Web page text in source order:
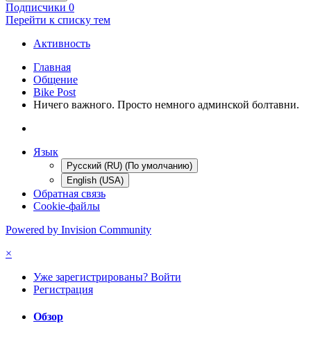
Подписчики 0
Перейти к списку тем
Активность
Главная
Общение
Bike Post
Ничего важного. Просто немного админской болтавни.
Язык
Русский (RU) (По умолчанию)
English (USA)
Обратная связь
Cookie-файлы
Powered by Invision Community
×
Уже зарегистрированы? Войти
Регистрация
Обзор